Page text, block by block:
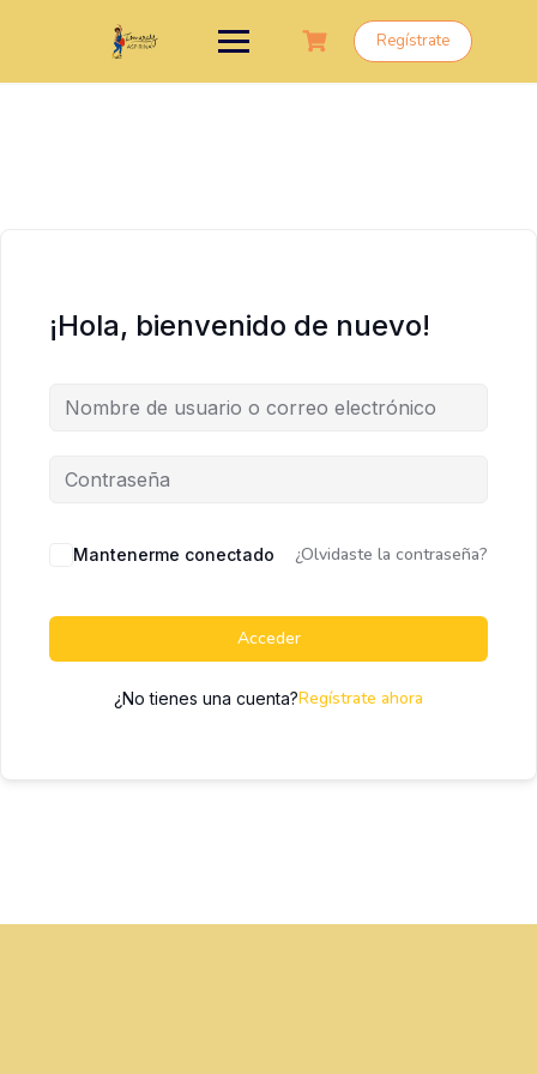
Regístrate
¡Hola, bienvenido de nuevo!
Mantenerme conectado ¿Olvidaste la contraseña?
Acceder
¿No tienes una cuenta?Regístrate ahora